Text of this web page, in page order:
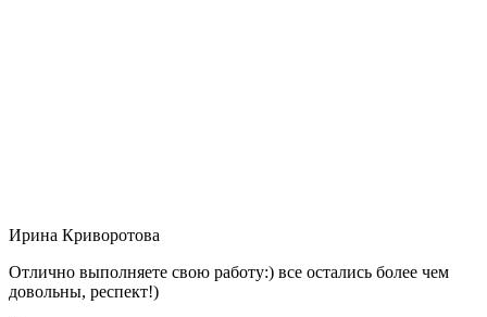
Ирина Криворотова
Отлично выполняете свою работу:) все остались более чем
довольны, респект!)